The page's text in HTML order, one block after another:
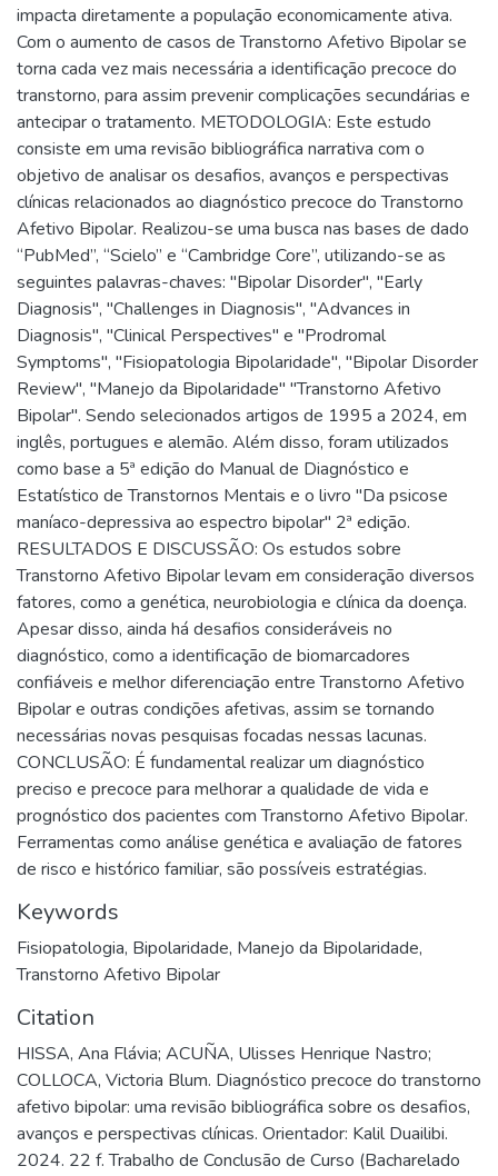
impacta diretamente a população economicamente ativa.
Com o aumento de casos de Transtorno Afetivo Bipolar se
torna cada vez mais necessária a identificação precoce do
transtorno, para assim prevenir complicações secundárias e
antecipar o tratamento. METODOLOGIA: Este estudo
consiste em uma revisão bibliográfica narrativa com o
objetivo de analisar os desafios, avanços e perspectivas
clínicas relacionados ao diagnóstico precoce do Transtorno
Afetivo Bipolar. Realizou-se uma busca nas bases de dado
“PubMed”, “Scielo” e “Cambridge Core”, utilizando-se as
seguintes palavras-chaves: "Bipolar Disorder", "Early
Diagnosis", "Challenges in Diagnosis", "Advances in
Diagnosis", "Clinical Perspectives" e "Prodromal
Symptoms", "Fisiopatologia Bipolaridade", "Bipolar Disorder
Review", "Manejo da Bipolaridade" "Transtorno Afetivo
Bipolar". Sendo selecionados artigos de 1995 a 2024, em
inglês, portugues e alemão. Além disso, foram utilizados
como base a 5ª edição do Manual de Diagnóstico e
Estatístico de Transtornos Mentais e o livro "Da psicose
maníaco-depressiva ao espectro bipolar" 2ª edição.
RESULTADOS E DISCUSSÃO: Os estudos sobre
Transtorno Afetivo Bipolar levam em consideração diversos
fatores, como a genética, neurobiologia e clínica da doença.
Apesar disso, ainda há desafios consideráveis no
diagnóstico, como a identificação de biomarcadores
confiáveis e melhor diferenciação entre Transtorno Afetivo
Bipolar e outras condições afetivas, assim se tornando
necessárias novas pesquisas focadas nessas lacunas.
CONCLUSÃO: É fundamental realizar um diagnóstico
preciso e precoce para melhorar a qualidade de vida e
prognóstico dos pacientes com Transtorno Afetivo Bipolar.
Ferramentas como análise genética e avaliação de fatores
de risco e histórico familiar, são possíveis estratégias.
Keywords
Fisiopatologia, Bipolaridade, Manejo da Bipolaridade,
Transtorno Afetivo Bipolar
Citation
HISSA, Ana Flávia; ACUÑA, Ulisses Henrique Nastro;
COLLOCA, Victoria Blum. Diagnóstico precoce do transtorno
afetivo bipolar: uma revisão bibliográfica sobre os desafios,
avanços e perspectivas clínicas. Orientador: Kalil Duailibi.
2024. 22 f. Trabalho de Conclusão de Curso (Bacharelado